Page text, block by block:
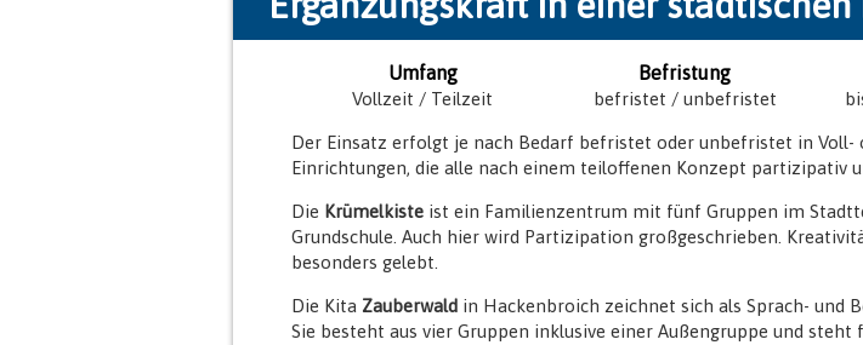
Umfang
Vollzeit / Teilzeit
Befristung
befristet / unbefristet
Der Einsatz erfolgt je nach Bedarf befristet oder unbefristet in
Einrichtungen, die alle nach einem teiloffenen Konzept partizipativ
Die Krümelkiste ist ein Familienzentrum mit fünf Gruppen im
Grundschule. Auch hier wird Partizipation großgeschrieben.
besonders gelebt.
Die Kita Zauberwald in Hackenbroich zeichnet sich als Sprach- und
Sie besteht aus vier Gruppen inklusive einer Außengruppe und